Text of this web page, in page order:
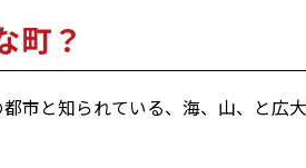
町？
都市と知られている、海、山、と